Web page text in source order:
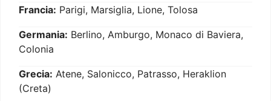
Francia: Parigi, Marsiglia, Lione, Tolosa
Germania: Berlino, Amburgo, Monaco di Baviera,
Colonia
Grecia: Atene, Salonicco, Patrasso, Heraklion
(Creta)